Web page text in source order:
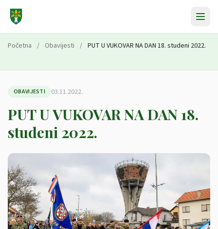
Početna / Obavijesti / PUT U VUKOVAR NA DAN 18. studeni 2022.
OBAVIJESTI 03.11.2022.
PUT U VUKOVAR NA DAN 18.
studeni 2022.